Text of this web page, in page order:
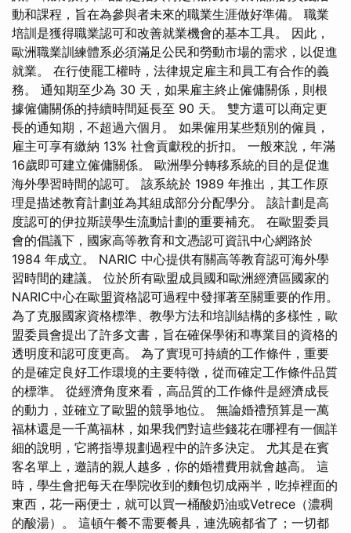
動和課程，旨在為參與者未來的職業生涯做好準備。 職業
培訓是獲得職業認可和改善就業機會的基本工具。 因此，
歐洲職業訓練體系必須滿足公民和勞動市場的需求，以促進
就業。 在行使罷工權時，法律規定雇主和員工有合作的義
務。 通知期至少為 30 天，如果雇主終止僱傭關係，則根
據僱傭關係的持續時間延長至 90 天。 雙方還可以商定更
長的通知期，不超過六個月。 如果僱用某些類別的僱員，
雇主可享有繳納 13% 社會貢獻稅的折扣。 一般來說，年滿
16歲即可建立僱傭關係。 歐洲學分轉移系統的目的是促進
海外學習時間的認可。 該系統於 1989 年推出，其工作原
理是描述教育計劃並為其組成部分分配學分。 該計劃是高
度認可的伊拉斯謨學生流動計劃的重要補充。 在歐盟委員
會的倡議下，國家高等教育和文憑認可資訊中心網路於
1984 年成立。 NARIC 中心提供有關高等教育認可海外學
習時間的建議。 位於所有歐盟成員國和歐洲經濟區國家的
NARIC中心在歐盟資格認可過程中發揮著至關重要的作用。
為了克服國家資格標準、教學方法和培訓結構的多樣性，歐
盟委員會提出了許多文書，旨在確保學術和專業目的資格的
透明度和認可度更高。 為了實現可持續的工作條件，重要
的是確定良好工作環境的主要特徵，從而確定工作條件品質
的標準。 從經濟角度來看，高品質的工作條件是經濟成長
的動力，並確立了歐盟的競爭地位。 無論婚禮預算是一萬
福林還是一千萬福林，如果我們對這些錢花在哪裡有一個詳
細的說明，它將指導規劃過程中的許多決定。 尤其是在賓
客名單上，邀請的親人越多，你的婚禮費用就會越高。 這
時，學生會把每天在學院收到的麵包切成兩半，吃掉裡面的
東西，花一兩便士，就可以買一桶酸奶油或Vetrece（濃稠
的酸湯）。 這頓午餐不需要餐具，連洗碗都省了；一切都